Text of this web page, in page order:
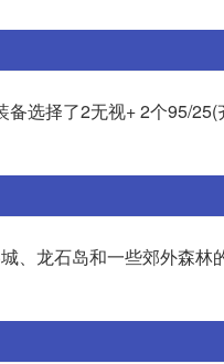
选择了2无视+ 2个95/
、龙石岛和一些郊外森林